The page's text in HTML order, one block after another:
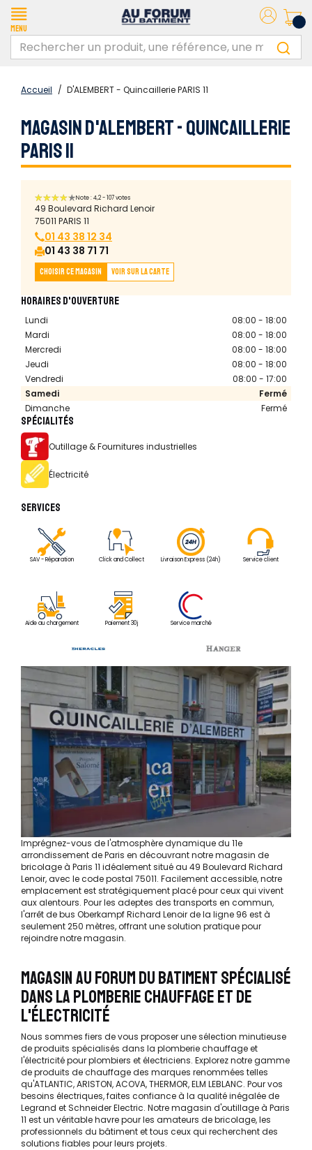
Menu
Accueil / D'ALEMBERT - Quincaillerie PARIS 11
MAGASIN D'ALEMBERT - QUINCAILLERIE
PARIS 11
Note : 4,2 - 107 votes
49 Boulevard Richard Lenoir
75011 PARIS 11
01 43 38 12 34
01 43 38 71 71
Choisir ce magasin Voir sur la carte
HORAIRES D'OUVERTURE
Lundi
08:00 - 18:00
Mardi
08:00 - 18:00
Mercredi
08:00 - 18:00
Jeudi
08:00 - 18:00
Vendredi
08:00 - 17:00
Samedi
Fermé
Dimanche
Fermé
SPÉCIALITÉS
Outillage & Fournitures industrielles
Électricité
SERVICES
SAV - Réparation Click and Collect Livraison Express (24h) Service client
Aide au chargement Paiement 30j Service marché
Imprégnez-vous de l'atmosphère dynamique du 11e
arrondissement de Paris en découvrant notre magasin de
bricolage à Paris 11 idéalement situé au 49 Boulevard Richard
Lenoir, avec le code postal 75011. Facilement accessible, notre
emplacement est stratégiquement placé pour ceux qui vivent
aux alentours. Pour les adeptes des transports en commun,
l'arrêt de bus Oberkampf Richard Lenoir de la ligne 96 est à
seulement 250 mètres, offrant une solution pratique pour
rejoindre notre magasin.
MAGASIN AU FORUM DU BATIMENT SPÉCIALISÉ
DANS LA PLOMBERIE CHAUFFAGE ET DE
L'ÉLECTRICITÉ
Nous sommes fiers de vous proposer une sélection minutieuse
de produits spécialisés dans la plomberie chauffage et
l'électricité pour plombiers et électriciens. Explorez notre gamme
de produits de chauffage des marques renommées telles
qu'ATLANTIC, ARISTON, ACOVA, THERMOR, ELM LEBLANC. Pour vos
besoins électriques, faites confiance à la qualité inégalée de
Legrand et Schneider Electric. Notre magasin d'outillage à Paris
11 est un véritable havre pour les amateurs de bricolage, les
professionnels du bâtiment et tous ceux qui recherchent des
solutions fiables pour leurs projets.